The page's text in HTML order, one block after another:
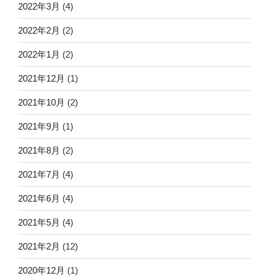
2022年3月 (4)
2022年2月 (2)
2022年1月 (2)
2021年12月 (1)
2021年10月 (2)
2021年9月 (1)
2021年8月 (2)
2021年7月 (4)
2021年6月 (4)
2021年5月 (4)
2021年2月 (12)
2020年12月 (1)